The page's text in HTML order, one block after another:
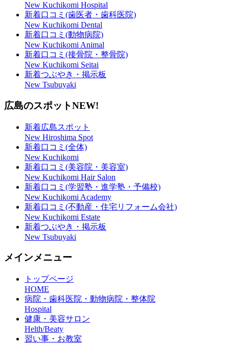
New Kuchikomi Hospital
新着口コミ(歯医者・歯科医院)
New Kuchikomi Dental
新着口コミ(動物病院)
New Kuchikomi Animal
新着口コミ(接骨院・整骨院)
New Kuchikomi Seitai
新着つぶやき・掲示板
New Tsubuyaki
広島のスポットNEW!
新着広島スポット
New Hiroshima Spot
新着口コミ(全体)
New Kuchikomi
新着口コミ(美容院・美容室)
New Kuchikomi Hair Salon
新着口コミ(学習塾・進学塾・予備校)
New Kuchikomi Academy
新着口コミ(不動産・住宅リフォーム会社)
New Kuchikomi Estate
新着つぶやき・掲示板
New Tsubuyaki
メインメニュー
トップページ
HOME
病院・歯科医院・動物病院・整体院
Hospital
健康・美容サロン
Helth/Beaty
習い事・お教室